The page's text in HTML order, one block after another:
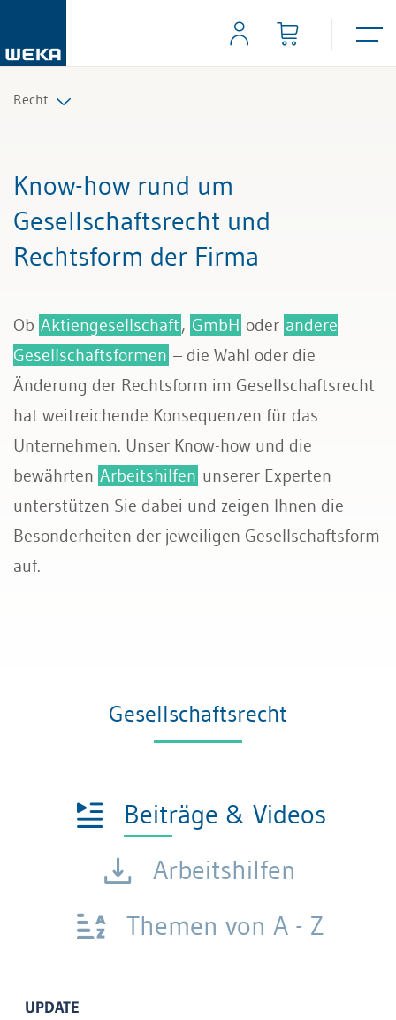
Recht
Auftrag und Werkvertrag
Gesellschaftsrecht
Kauf und Verkauf
Wettbewerb und Handel
Transport und Verkehr
Allgemeines Privatrecht
Know-how rund um
Gesellschaftsrecht und
Rechtsform der Firma
Ob Aktiengesellschaft, GmbH oder andere
Gesellschaftsformen – die Wahl oder die
Änderung der Rechtsform im Gesellschaftsrecht
hat weitreichende Konsequenzen für das
Unternehmen. Unser Know-how und die
bewährten Arbeitshilfen unserer Experten
unterstützen Sie dabei und zeigen Ihnen die
Besonderheiten der jeweiligen Gesellschaftsform
auf.
Gesellschaftsrecht
Beiträge & Videos
Arbeitshilfen
Themen von A - Z
UPDATE